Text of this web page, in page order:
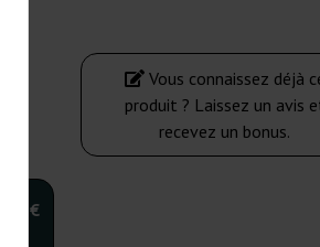
€
Vous connaissez déjà
produit ? Laissez un avis
recevez un bonus.